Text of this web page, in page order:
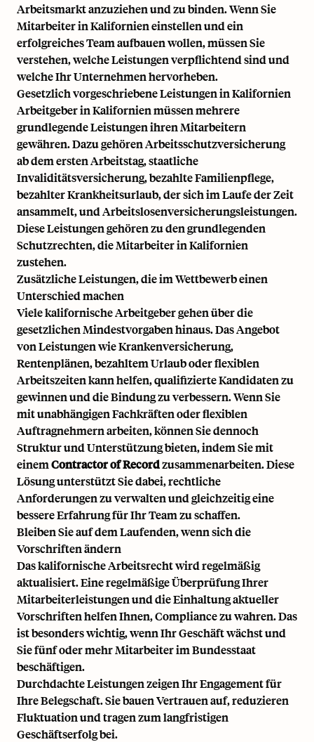
Arbeitsmarkt anzuziehen und zu binden. Wenn Sie
Mitarbeiter in Kalifornien einstellen und ein
erfolgreiches Team aufbauen wollen, müssen Sie
verstehen, welche Leistungen verpflichtend sind und
welche Ihr Unternehmen hervorheben.
Gesetzlich vorgeschriebene Leistungen in Kalifornien
Arbeitgeber in Kalifornien müssen mehrere
grundlegende Leistungen ihren Mitarbeitern
gewähren. Dazu gehören Arbeitsschutzversicherung
ab dem ersten Arbeitstag, staatliche
Invaliditätsversicherung, bezahlte Familienpflege,
bezahlter Krankheitsurlaub, der sich im Laufe der Zeit
ansammelt, und Arbeitslosenversicherungsleistungen.
Diese Leistungen gehören zu den grundlegenden
Schutzrechten, die Mitarbeiter in Kalifornien
zustehen.
Zusätzliche Leistungen, die im Wettbewerb einen
Unterschied machen
Viele kalifornische Arbeitgeber gehen über die
gesetzlichen Mindestvorgaben hinaus. Das Angebot
von Leistungen wie Krankenversicherung,
Rentenplänen, bezahltem Urlaub oder flexiblen
Arbeitszeiten kann helfen, qualifizierte Kandidaten zu
gewinnen und die Bindung zu verbessern. Wenn Sie
mit unabhängigen Fachkräften oder flexiblen
Auftragnehmern arbeiten, können Sie dennoch
Struktur und Unterstützung bieten, indem Sie mit
einemContractor of Recordzusammenarbeiten. Diese
Lösung unterstützt Sie dabei, rechtliche
Anforderungen zu verwalten und gleichzeitig eine
bessere Erfahrung für Ihr Team zu schaffen.
Bleiben Sie auf dem Laufenden, wenn sich die
Vorschriften ändern
Das kalifornische Arbeitsrecht wird regelmäßig
aktualisiert. Eine regelmäßige Überprüfung Ihrer
Mitarbeiterleistungen und die Einhaltung aktueller
Vorschriften helfen Ihnen, Compliance zu wahren. Das
ist besonders wichtig, wenn Ihr Geschäft wächst und
Sie fünf oder mehr Mitarbeiter im Bundesstaat
beschäftigen.
Durchdachte Leistungen zeigen Ihr Engagement für
Ihre Belegschaft. Sie bauen Vertrauen auf, reduzieren
Fluktuation und tragen zum langfristigen
Geschäftserfolg bei.